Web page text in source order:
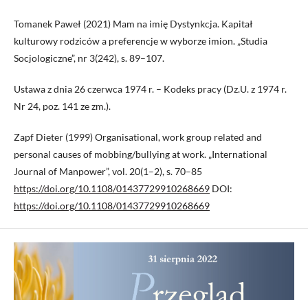
Tomanek Paweł (2021) Mam na imię Dystynkcja. Kapitał
kulturowy rodziców a preferencje w wyborze imion. „Studia
Socjologiczne”, nr 3(242), s. 89–107.
Ustawa z dnia 26 czerwca 1974 r. – Kodeks pracy (Dz.U. z 1974 r.
Nr 24, poz. 141 ze zm.).
Zapf Dieter (1999) Organisational, work group related and
personal causes of mobbing/bullying at work. „International
Journal of Manpower”, vol. 20(1–2), s. 70–85
https://doi.org/10.1108/01437729910268669 DOI:
https://doi.org/10.1108/01437729910268669